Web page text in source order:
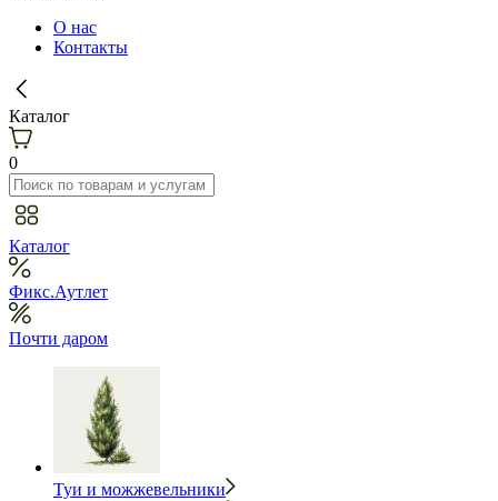
О нас
Контакты
Каталог
0
Каталог
Фикс.Аутлет
Почти даром
Туи и можжевельники